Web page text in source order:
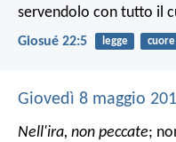
servendolo con tutto il
Giosué 22:5 legge cuore
Giovedì 8 maggio
Nell'ira, non peccate;